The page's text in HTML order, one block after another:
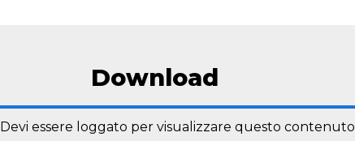
Download
Devi essere loggato per visualizzare questo contenuto